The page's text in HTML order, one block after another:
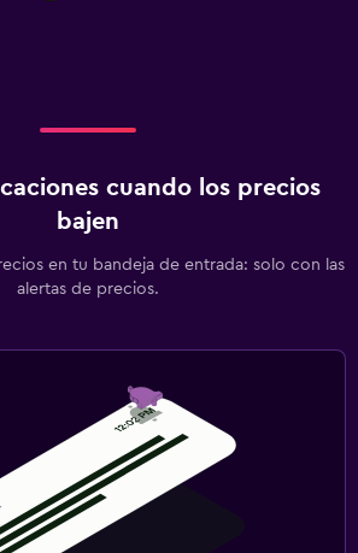
cuando los precios
bajen
en tu bandeja de entrada: solo con las
alertas de precios.